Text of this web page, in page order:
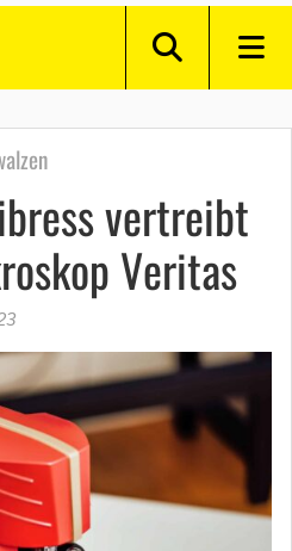
vertreibt
Veritas